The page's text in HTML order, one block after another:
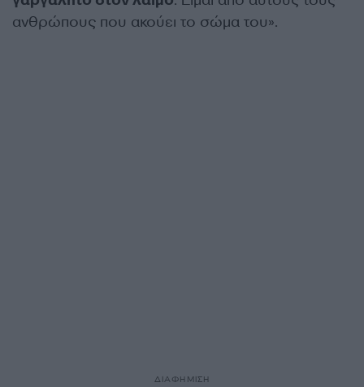
ανθρώπους που ακούει το σώμα του».
ΔΙΑΦΗΜΙΣΗ